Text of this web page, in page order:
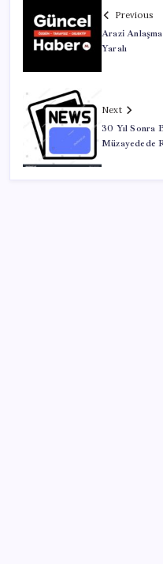
Previous
Arazi
Yaralı
Next
30 Yıl Sonra
Müzayedede